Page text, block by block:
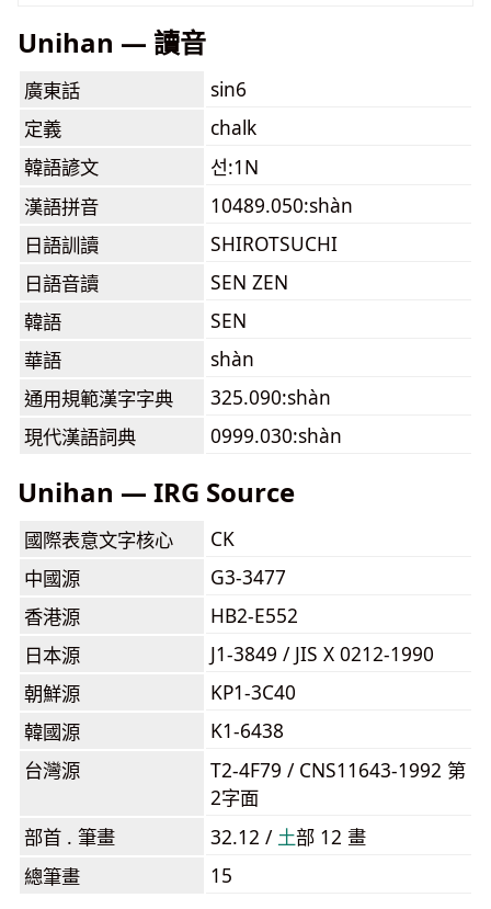
Unihan — 讀音
廣東話
sin6
定義
chalk
韓語諺文
선:1N
漢語拼音
10489.050:shàn
日語訓讀
SHIROTSUCHI
日語音讀
SEN ZEN
韓語
SEN
華語
shàn
通用規範漢字字典
325.090:shàn
現代漢語詞典
0999.030:shàn
Unihan — IRG Source
國際表意文字核心
CK
中國源
G3-3477
香港源
HB2-E552
日本源
J1-3849 / JIS X 0212-1990
朝鮮源
KP1-3C40
韓國源
K1-6438
台灣源
T2-4F79 / CNS11643-1992 第
2字面
部首 . 筆畫
32.12 / ⼟部 12 畫
總筆畫
15